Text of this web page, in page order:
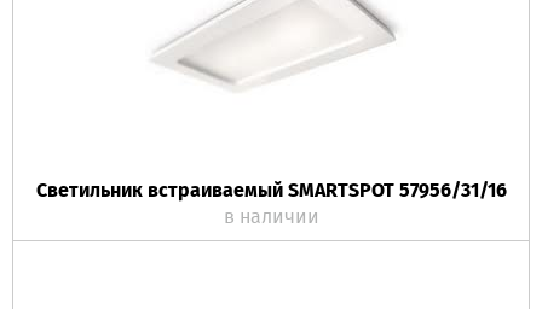
Светильник встраиваемый SMARTSPOT 57956/31/16
в наличии